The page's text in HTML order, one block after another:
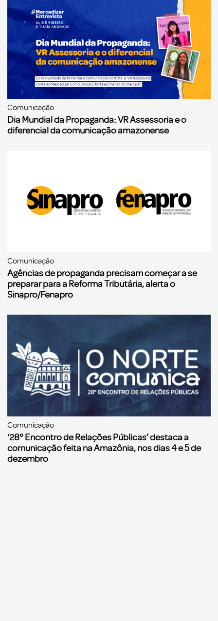
Comunicação
Dia Mundial da Propaganda: VR Assessoria e o
diferencial da comunicação amazonense
Comunicação
Agências de propaganda precisam começar a se
preparar para a Reforma Tributária, alerta o
Sinapro/Fenapro
Comunicação
‘28° Encontro de Relações Públicas’ destaca a
comunicação feita na Amazônia, nos dias 4 e 5 de
dezembro